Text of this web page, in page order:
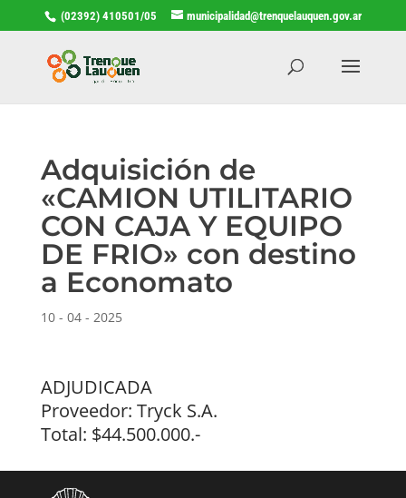
(02392) 410501/05 municipalidad@trenquelauquen.gov.ar
Adquisición de
«CAMION UTILITARIO
CON CAJA Y EQUIPO
DE FRIO» con destino
a Economato
10 - 04 - 2025
ADJUDICADA
Proveedor: Tryck S.A.
Total: $44.500.000.-